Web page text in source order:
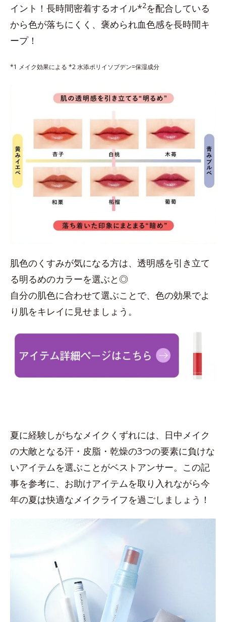
イント！長時間密着するオイル*2を配合している
から色が落ちにくく、褒められ血色感を長時間キ
ープ！
*1 メイク効果による *2 水添ポリイソブデン=保湿成分
肌色のくすみが気になる方は、透明感を引き立て
る明るめのカラーを選ぶと◎
自分の肌色に合わせて選ぶことで、色の効果でよ
り肌をキレイに見せましょう。
夏に経験しがちなメイクくずれには、日中メイク
の大敵となる汗・皮脂・乾燥の3つの要素に負けな
いアイテムを選ぶことがベストアンサー。この記
事を参考に、お助けアイテムを取り入れながら今
年の夏は快適なメイクライフを過ごしましょう！